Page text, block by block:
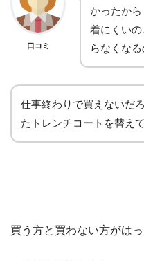
口コミ
かったか
着にくい
らなくなる
仕事終わりで買えないだ
たトレンチコートを替え
買う方と買わない方がは